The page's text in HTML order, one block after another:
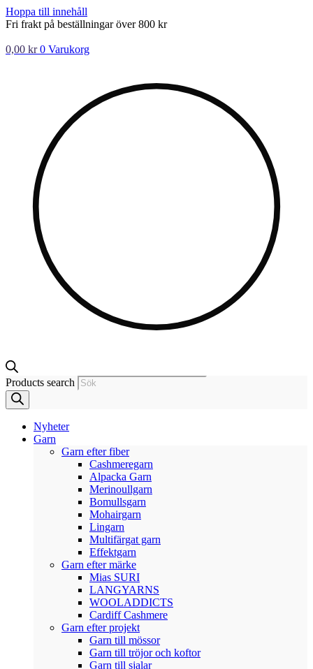
Hoppa till innehåll
Fri frakt på beställningar över 800 kr
0,00 kr 0 Varukorg
Products search
Nyheter
Garn
Garn efter fiber
Cashmeregarn
Alpacka Garn
Merinoullgarn
Bomullsgarn
Mohairgarn
Lingarn
Multifärgat garn
Effektgarn
Garn efter märke
Mias SURI
LANGYARNS
WOOLADDICTS
Cardiff Cashmere
Garn efter projekt
Garn till mössor
Garn till tröjor och koftor
Garn till sjalar